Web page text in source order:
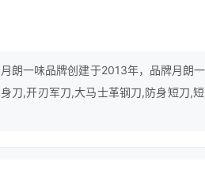
月朗一味品牌创建于2013年，品牌月朗
身刀,开刃军刀,大马士革钢刀,防身短刀,